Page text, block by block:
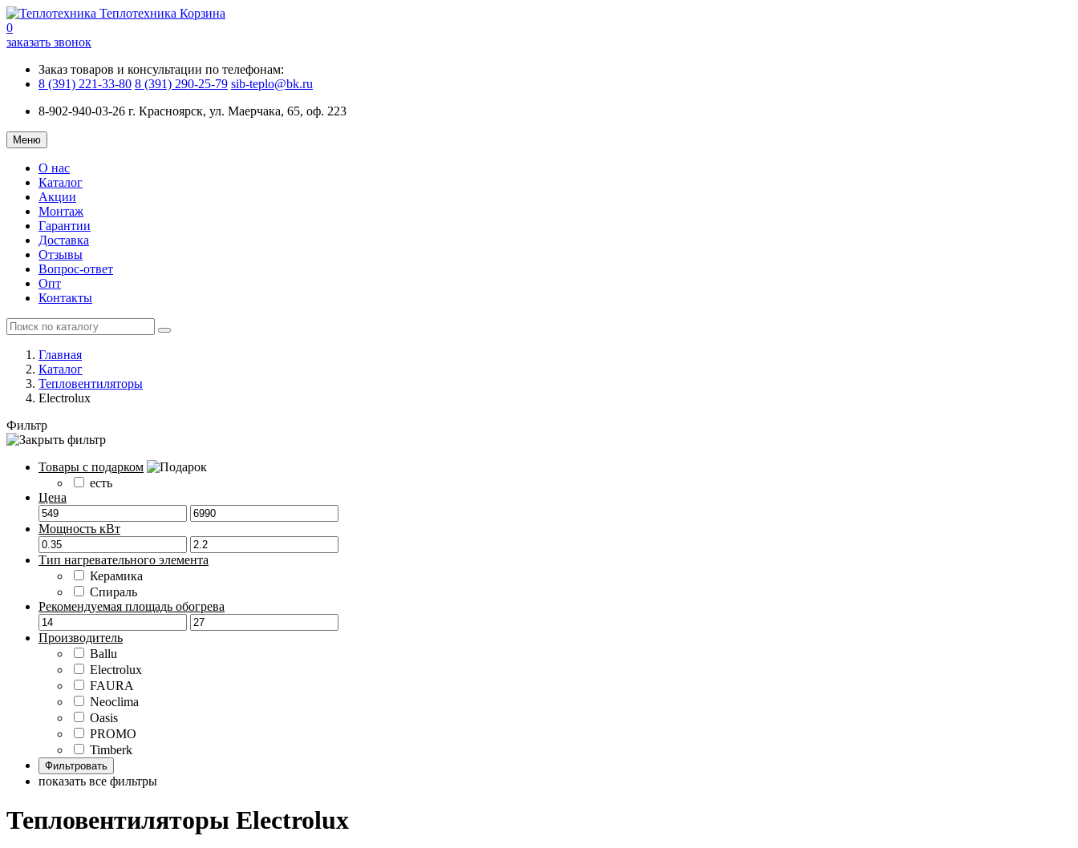
Теплотехника Корзина
0
заказать звонок
Заказ товаров и консультации по телефонам:
8 (391) 221-33-80 8 (391) 290-25-79 sib-teplo@bk.ru
8-902-940-03-26 г. Красноярск, ул. Маерчака, 65, оф. 223
Меню
О нас
Каталог
Акции
Монтаж
Гарантии
Доставка
Отзывы
Вопрос-ответ
Опт
Контакты
Главная
Каталог
Тепловентиляторы
Electrolux
Фильтр
Товары с подарком
есть
Цена
Мощность кВт
Тип нагревательного элемента
Керамика
Спираль
Рекомендуемая площадь обогрева
Производитель
Ballu
Electrolux
FAURA
Neoclima
Oasis
PROMO
Timberk
показать все фильтры
Тепловентиляторы Electrolux